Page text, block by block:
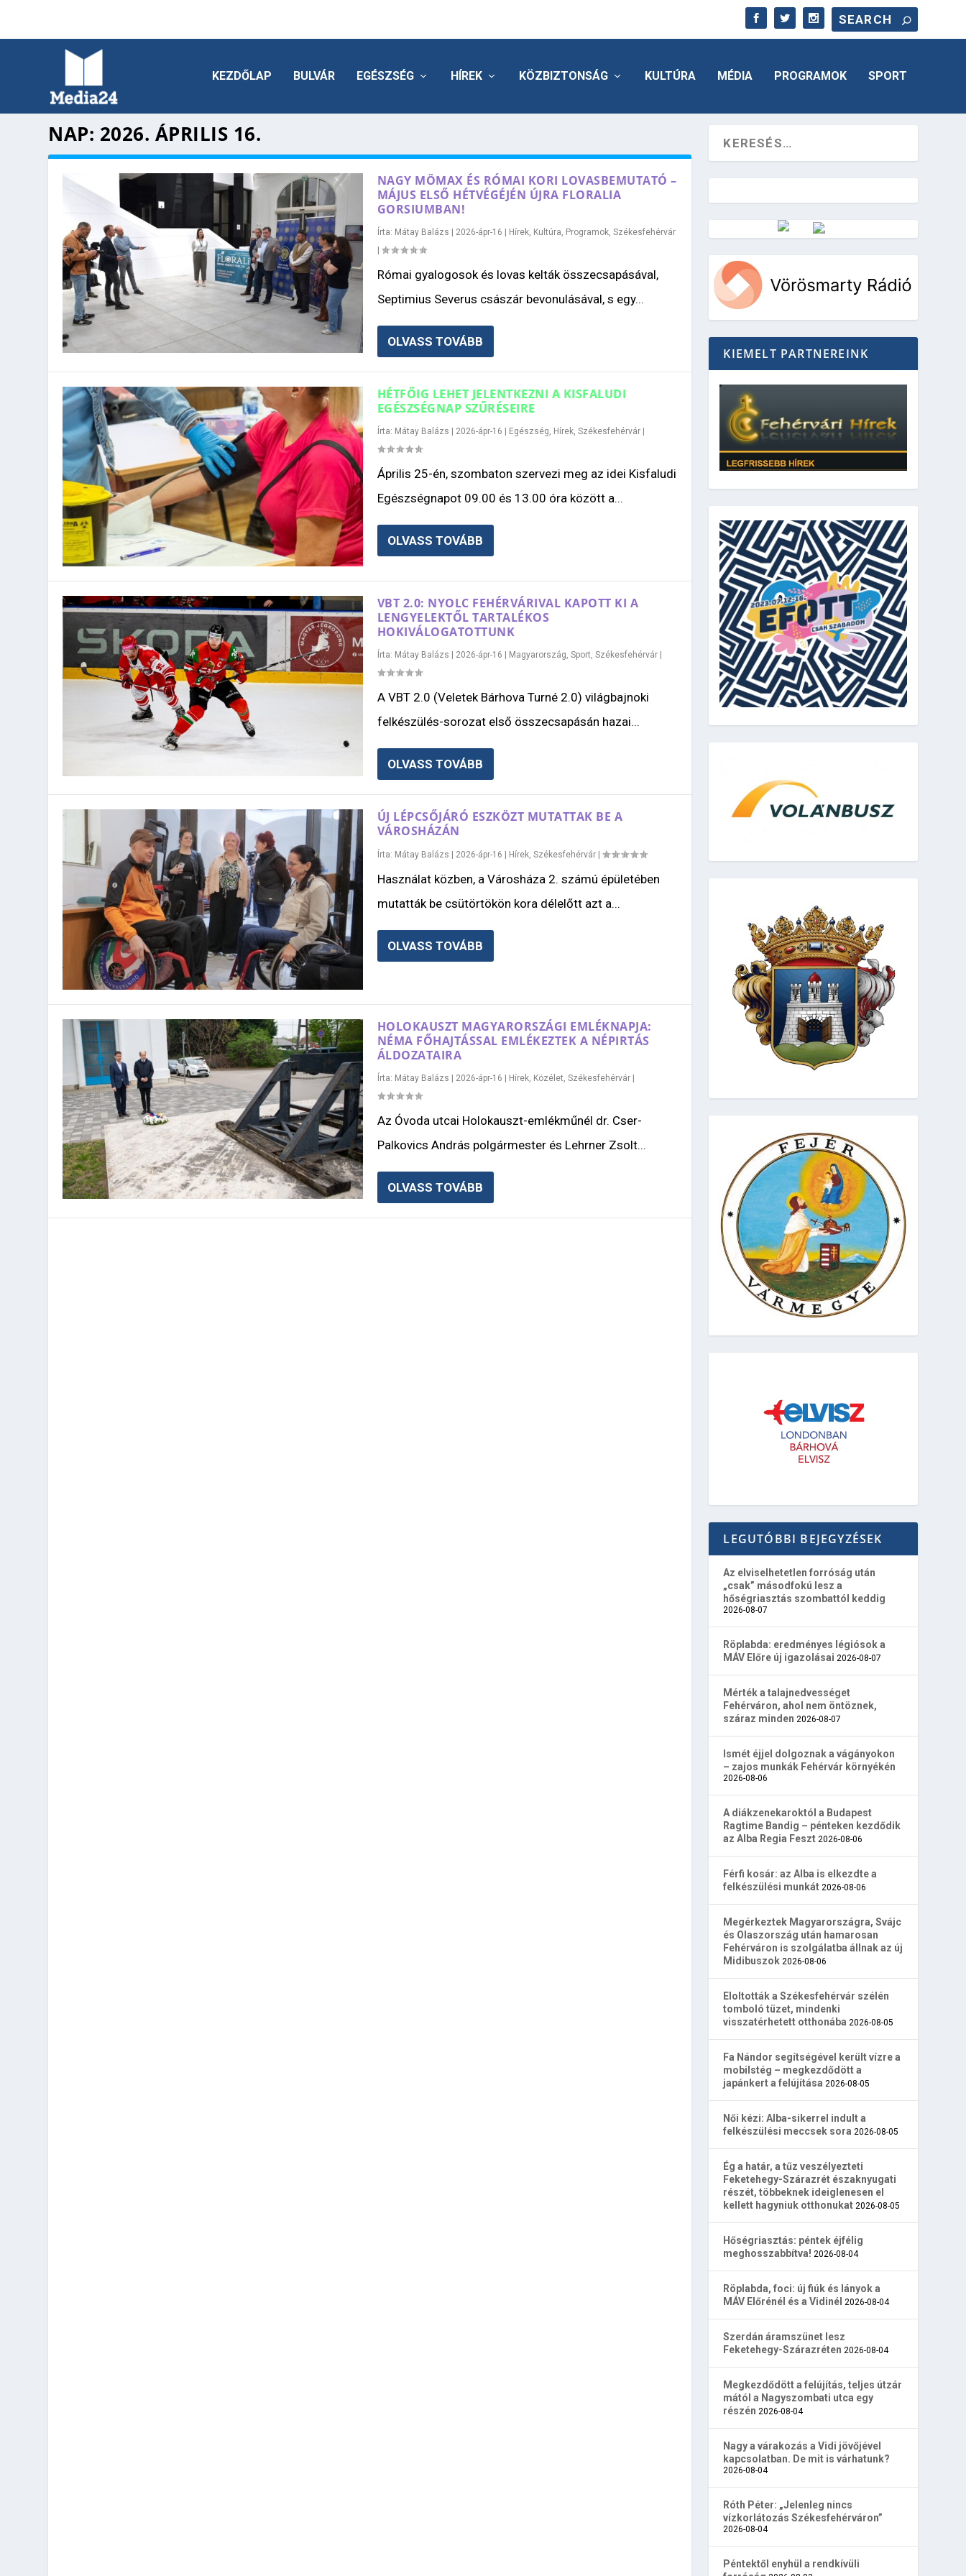
KEZDŐLAP BULVÁR EGÉSZSÉG HÍREK KÖZBIZTONSÁG KULTÚRA MÉDIA PROGRAMOK SPORT
NAP: 2026. ÁPRILIS 16.
NAGY MÖMAX ÉS RÓMAI KORI LOVASBEMUTATÓ –
MÁJUS ELSŐ HÉTVÉGÉJÉN ÚJRA FLORALIA
GORSIUMBAN!
Írta: Mátay Balázs 2026-ápr-16 Hírek, Kultúra, Programok, Székesfehérvár
Római gyalogosok és lovas kelták összecsapásával,
Septimius Severus császár bevonulásával, s egy...
OLVASS TOVÁBB
HÉTFŐIG LEHET JELENTKEZNI A KISFALUDI
EGÉSZSÉGNAP SZŰRÉSEIRE
Írta: Mátay Balázs 2026-ápr-16 Egészség, Hírek, Székesfehérvár|
Április 25-én, szombaton szervezi meg az idei Kisfaludi
Egészségnapot 09.00 és 13.00 óra között a...
OLVASS TOVÁBB
VBT 2.0: NYOLC FEHÉRVÁRIVAL KAPOTT KI A
LENGYELEKTŐL TARTALÉKOS
HOKIVÁLOGATOTTUNK
Írta: Mátay Balázs 2026-ápr-16 Magyarország, Sport, Székesfehérvár|
A VBT 2.0 (Veletek Bárhova Turné 2.0) világbajnoki
felkészülés-sorozat első összecsapásán hazai...
OLVASS TOVÁBB
ÚJ LÉPCSŐJÁRÓ ESZKÖZT MUTATTAK BE A
VÁROSHÁZÁN
Írta: Mátay Balázs 2026-ápr-16 Hírek, Székesfehérvár|
Használat közben, a Városháza 2. számú épületében
mutatták be csütörtökön kora délelőtt azt a...
OLVASS TOVÁBB
HOLOKAUSZT MAGYARORSZÁGI EMLÉKNAPJA:
NÉMA FŐHAJTÁSSAL EMLÉKEZTEK A NÉPIRTÁS
ÁLDOZATAIRA
Írta: Mátay Balázs | 2026-ápr-16 | Hírek, Közélet, Székesfehérvár|
Az Óvoda utcai Holokauszt-emlékműnél dr. Cser-
Palkovics András polgármester és Lehrner Zsolt...
OLVASS TOVÁBB
Vörösmarty Rádió
KIEMELT PARTNEREINK
LEGUTÓBBI BEJEGYZÉSEK
Az elviselhetetlen forróság után
„csak” másodfokú lesz a
hőségriasztás szombattól keddig
2026-08-07
Röplabda: eredményes légiósok a
MÁV Előre új igazolásai 2026-08-07
Mérték a talajnedvességet
Fehérváron, ahol nem öntöznek,
száraz minden 2026-08-07
Ismét éjjel dolgoznak a vágányokon
– zajos munkák Fehérvár környékén
2026-08-06
A diákzenekaroktól a Budapest
Ragtime Bandig – pénteken kezdődik
az Alba Regia Feszt 2026-08-06
Férfi kosár: az Alba is elkezdte a
felkészülési munkát 2026-08-06
Megérkeztek Magyarországra, Svájc
és Olaszország után hamarosan
Fehérváron is szolgálatba állnak az új
Midibuszok 2026-08-06
Eloltották a Székesfehérvár szélén
tomboló tüzet, mindenki
visszatérhetett otthonába 2026-08-05
Fa Nándor segítségével került vízre a
mobilstég – megkezdődött a
japánkert a felújítása 2026-08-05
Női kézi: Alba-sikerrel indult a
felkészülési meccsek sora 2026-08-05
Ég a határ, a tűz veszélyezteti
Feketehegy-Szárazrét északnyugati
részét, többeknek ideiglenesen el
kellett hagyniuk otthonukat 2026-08-05
Hőségriasztás: péntek éjfélig
meghosszabbítva! 2026-08-04
Röplabda, foci: új fiúk és lányok a
MÁV Előrénél és a Vidinél 2026-08-04
Szerdán áramszünet lesz
Feketehegy-Szárazréten 2026-08-04
Megkezdődött a felújítás, teljes útzár
mától a Nagyszombati utca egy
részén 2026-08-04
Nagy a várakozás a Vidi jövőjével
kapcsolatban. De mit is várhatunk?
2026-08-04
Róth Péter: „Jelenleg nincs
vízkorlátozás Székesfehérváron”
2026-08-04
Péntektől enyhül a rendkívüli